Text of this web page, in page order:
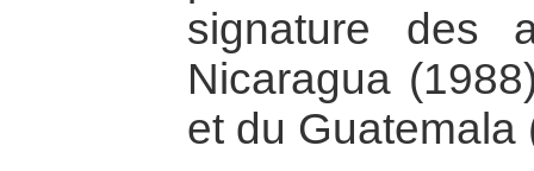
signature des
Nicaragua
et du Guatemala